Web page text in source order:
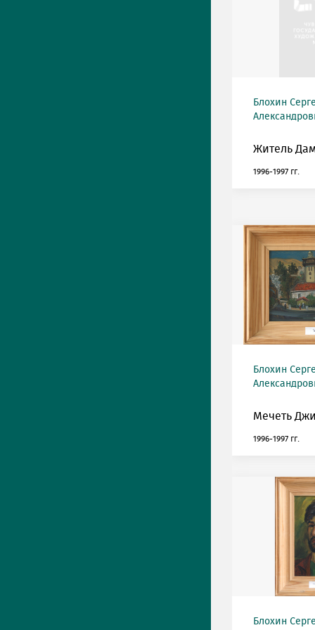
Блохин
Житель
1996-1997 гг.
Блохин
Мечеть
1996-1997 гг.
Блохин